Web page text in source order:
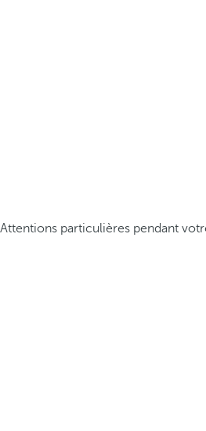
Attentions particulières pendant